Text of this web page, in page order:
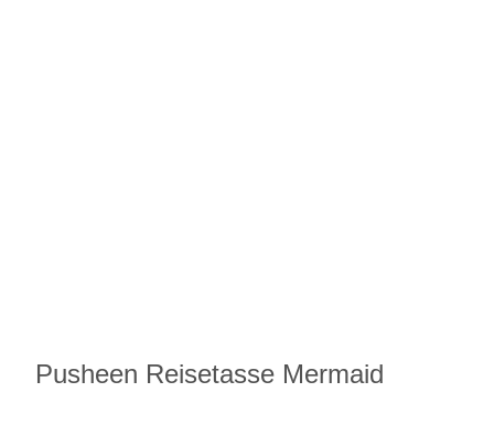
Pusheen Reisetasse Mermaid